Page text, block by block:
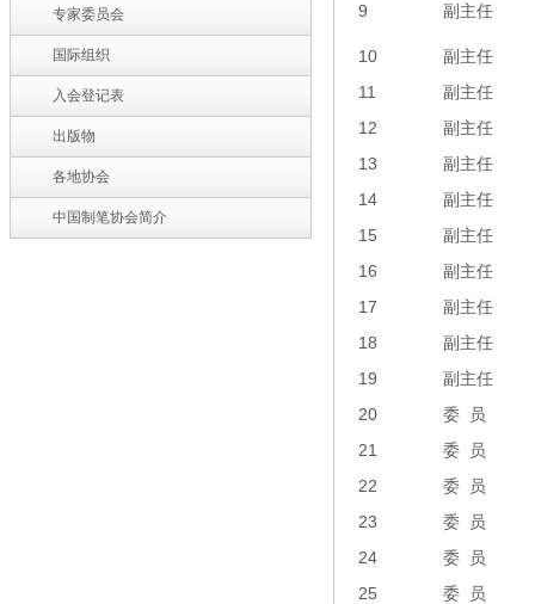
专家委员会
国际组织
入会登记表
出版物
各地协会
中国制笔协会简介
9 副主任
10
副主任
11
副主任
12
副主任
13
副主任
14
副主任
15
副主任
16
副主任
17
副主任
18
副主任
19
副主任
20
委 员
21
委 员
22
委 员
23
委 员
24
委 员
25
委 员